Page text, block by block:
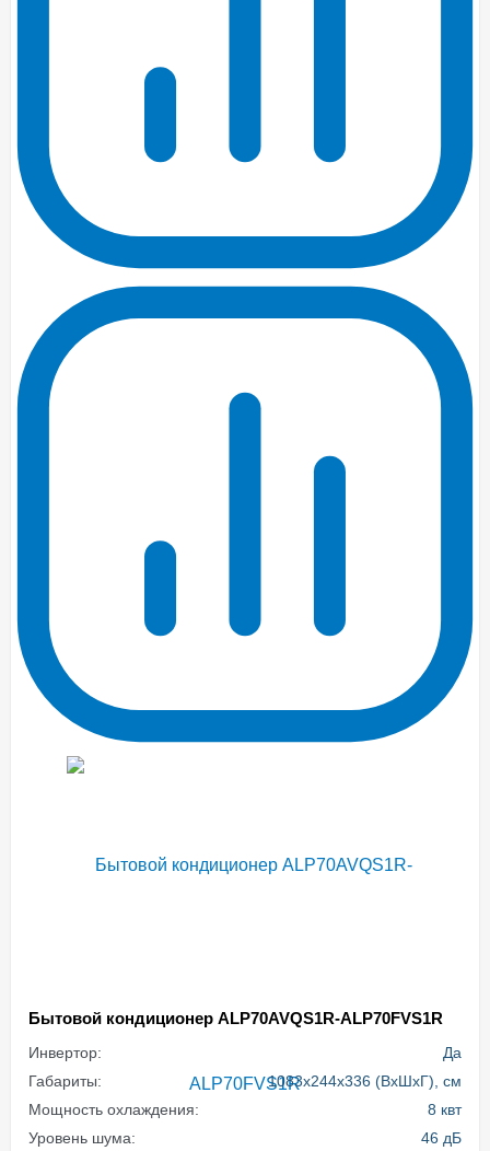
Бытовой кондиционер ALP70AVQS1R-ALP70FVS1R
Инвертор:
Да
Габариты:
1083x244x336 (ВхШхГ), см
Мощность охлаждения:
8 квт
Уровень шума:
46 дБ